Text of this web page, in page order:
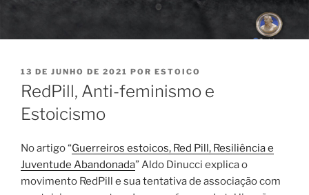
PUBLICADO
EM
13 DE JUNHO DE 2021 POR ESTOICO
RedPill, Anti-feminismo e
Estoicismo
No artigo “Guerreiros estoicos, Red Pill, Resiliência e
Juventude Abandonada” Aldo Dinucci explica o
movimento RedPill e sua tentativa de associação com